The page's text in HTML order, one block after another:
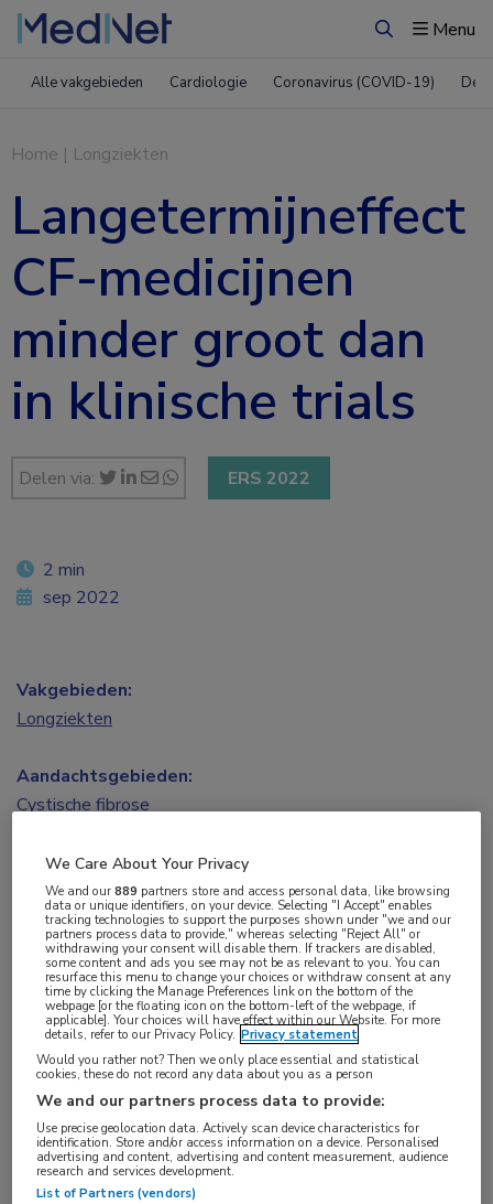
ZoekenMenu
Alle vakgebieden Cardiologie Coronavirus (COVID-19)
Home | Longziekten
Langetermijneffect
CF-medicijnen
minder groot dan
in klinische trials
Delen via: ERS 2022
Duale CFTR-modulatoren zijn op de lange
termijn wel effectief, maar minder dan de
resultaten van klinische trials laten zien. Dit blijkt
uit een Nederlandse studie op basis van real-
world data.
CFTR-modulatoren hebben zich de afgelopen jaren
ontwikkeld tot de hoeksteen van de behandeling bij
cystische fibrose. In Nederland zijn 4 CFTR-
2 min
sep 2022
Vakgebieden:
Longziekten
Aandachtsgebieden:
Cystische fibrose
Tags:
CFTR,ivacaftor ,lumacaftor,tezacaftor
We Care About Your Privacy
We and our889 partners store and access personal data, like browsing
data or unique identifiers, on your device. Selecting "I Accept" enables
tracking technologies to support the purposes shown under "we and our
partners process data to provide," whereas selecting "Reject All" or
withdrawing your consent will disable them. If trackers are disabled,
some content and ads you see may not be as relevant to you. You can
resurface this menu to change your choices or withdraw consent at any
time by clicking the Manage Preferences link on the bottom of the
webpage [or the floating icon on the bottom-left of the webpage, if
applicable]. Your choices will have effect within our Website. For more
details, refer to our Privacy Policy. Privacy statement
Would you rather not? Then we only place essential and statistical
cookies, these do not record any data about you as a person
We and our partners process data to provide:
Use precise geolocation data. Actively scan device characteristics for
identification. Store and/or access information on a device. Personalised
advertising and content, advertising and content measurement, audience
research and services development.
List of Partners (vendors)